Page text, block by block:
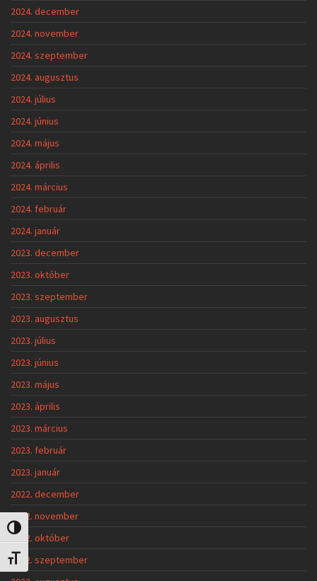
Nagy kontraszt váltása
Betűméret váltása
2024. december
2024. november
2024. szeptember
2024. augusztus
2024. július
2024. június
2024. május
2024. április
2024. március
2024. február
2024. január
2023. december
2023. október
2023. szeptember
2023. augusztus
2023. július
2023. június
2023. május
2023. április
2023. március
2023. február
2023. január
2022. december
2022. november
2022. október
2022. szeptember